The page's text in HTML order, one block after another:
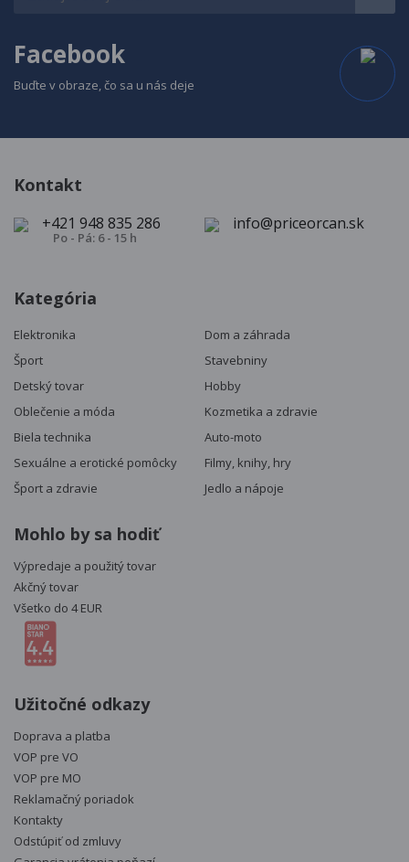
Facebook
Buďte v obraze, čo sa u nás deje
Kontakt
+421 948 835 286
Po - Pá: 6 - 15 h
info@priceorcan.sk
Kategória
Elektronika
Dom a záhrada
Šport
Stavebniny
Detský tovar
Hobby
Oblečenie a móda
Kozmetika a zdravie
Biela technika
Auto-moto
Sexuálne a erotické pomôcky
Filmy, knihy, hry
Šport a zdravie
Jedlo a nápoje
Mohlo by sa hodiť
Výpredaje a použitý tovar
Akčný tovar
Všetko do 4 EUR
Užitočné odkazy
Doprava a platba
VOP pre VO
VOP pre MO
Reklamačný poriadok
Kontakty
Odstúpiť od zmluvy